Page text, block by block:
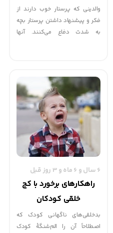
والدینی که پرستار خوب دارند از
فکر و پیشنهاد داشتن پرستار بچه
به شدت دفاع می‌کنند. آنها
کودک به مهد و برداشتن او روبه‌رو
باشند. در این مطلب می‌توانید با
برخی از مزایا و معایب داشتن پرستار
بچه آشنا شوید.
6 سال و 6 ماه و 3 روز قبل
راهکارهای برخورد با کج‌
خلقی کودکان
بدخلقی‌های ناگهانی کودک که
اصطلاحاً آن را الم‌شنگهٔ کودک